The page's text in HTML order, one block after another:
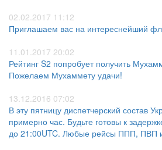
02.02.2017 11:12
Приглашаем вас на интереснейший
11.01.2017 20:02
Рейтинг S2 попробует получить
Пожелаем Мухаммету удачи!
13.12.2016 07:02
В эту пятницу диспетчерский состав
примерно час. Будьте готовы к
до 21:00UTC. Любые рейсы ППП, ПВП